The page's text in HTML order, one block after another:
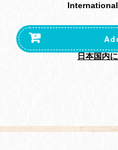
日本国内